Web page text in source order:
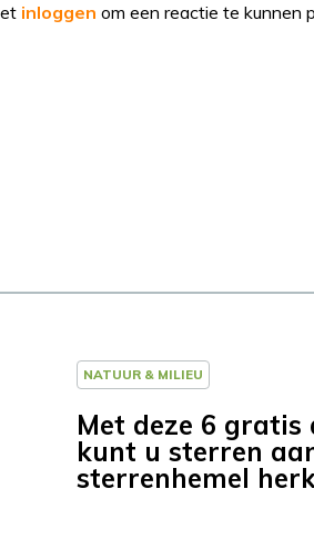
inloggen om een reactie te kunnen
NATUUR & MILIEU
Met deze 6 gratis
kunt u sterren
sterrenhemel